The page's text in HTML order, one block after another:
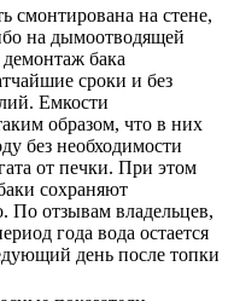
смонтирована на стене,
на дымоотводящей
бака
сроки и без
Емкости
образом, что в них
без необходимости
от печки. При этом
сохраняют
По отзывам владельцев,
года вода остается
день после топки